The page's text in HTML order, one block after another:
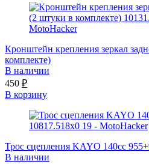
Кронштейн крепления зеркал
комплекте)
В наличии
450 ₽
В корзину
Трос сцепления KAYO 140сс
В наличии